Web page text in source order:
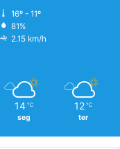
16º - 11º
81%
2.15 km/h
14 ℃
seg
12 ℃
ter